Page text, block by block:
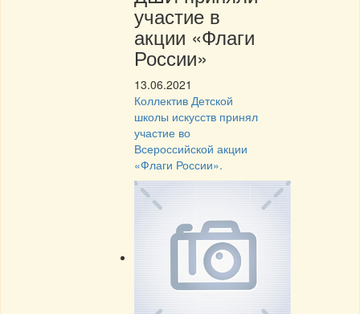
участие в
акции «Флаги
России»
13.06.2021
Коллектив Детской
школы искусств принял
участие во
Всероссийской акции
«Флаги России».